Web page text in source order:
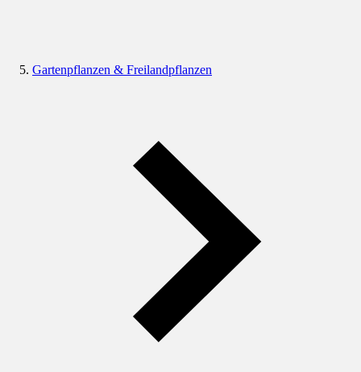
Gartenpflanzen & Freilandpflanzen